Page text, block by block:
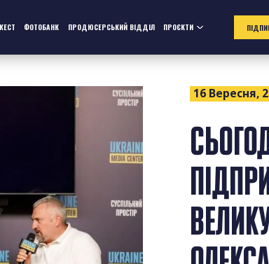
ФОТОБАНК ПРОДЮСЕРСЬКИЙ ВІДДІЛ ПРОЄКТИ
16 Вересня,